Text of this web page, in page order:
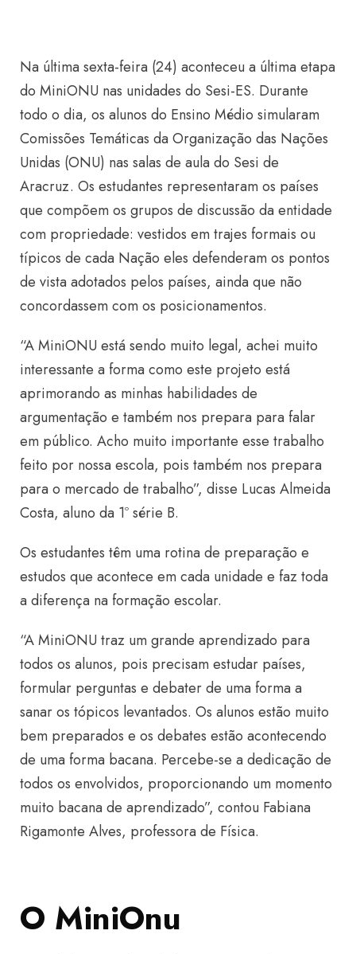
Na última sexta-feira (24) aconteceu a última etapa
do MiniONU nas unidades do Sesi-ES. Durante
todo o dia, os alunos do Ensino Médio simularam
Comissões Temáticas da Organização das Nações
Unidas (ONU) nas salas de aula do Sesi de
Aracruz. Os estudantes representaram os países
que compõem os grupos de discussão da entidade
com propriedade: vestidos em trajes formais ou
típicos de cada Nação eles defenderam os pontos
de vista adotados pelos países, ainda que não
concordassem com os posicionamentos.
“A MiniONU está sendo muito legal, achei muito
interessante a forma como este projeto está
aprimorando as minhas habilidades de
argumentação e também nos prepara para falar
em público. Acho muito importante esse trabalho
feito por nossa escola, pois também nos prepara
para o mercado de trabalho”, disse Lucas Almeida
Costa, aluno da 1º série B.
Os estudantes têm uma rotina de preparação e
estudos que acontece em cada unidade e faz toda
a diferença na formação escolar.
“A MiniONU traz um grande aprendizado para
todos os alunos, pois precisam estudar países,
formular perguntas e debater de uma forma a
sanar os tópicos levantados. Os alunos estão muito
bem preparados e os debates estão acontecendo
de uma forma bacana. Percebe-se a dedicação de
todos os envolvidos, proporcionando um momento
muito bacana de aprendizado”, contou Fabiana
Rigamonte Alves, professora de Física.
O MiniOnu